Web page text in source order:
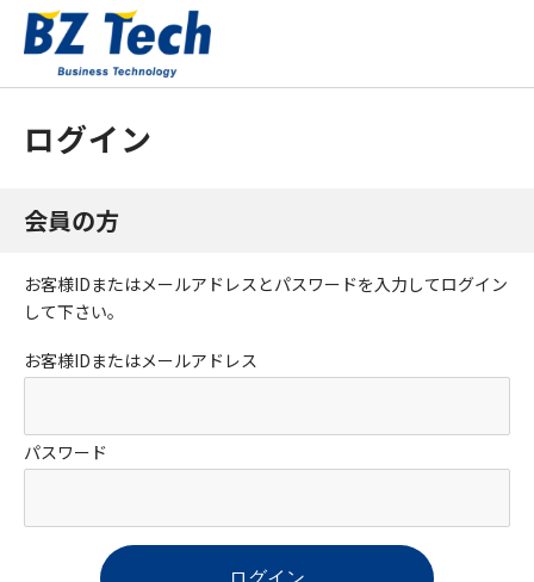
ログイン
会員の方
お客様IDまたはメールアドレスとパスワードを入力してログイン
して下さい。
お客様IDまたはメールアドレス
パスワード